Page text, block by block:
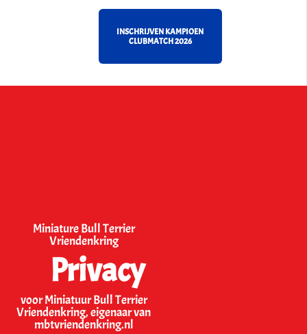
INSCHRIJVEN KAMPIOEN
CLUBMATCH 2026
Miniature Bull Terrier
Vriendenkring
Privacy
voor Miniatuur Bull Terrier
Vriendenkring, eigenaar van
mbtvriendenkring.nl